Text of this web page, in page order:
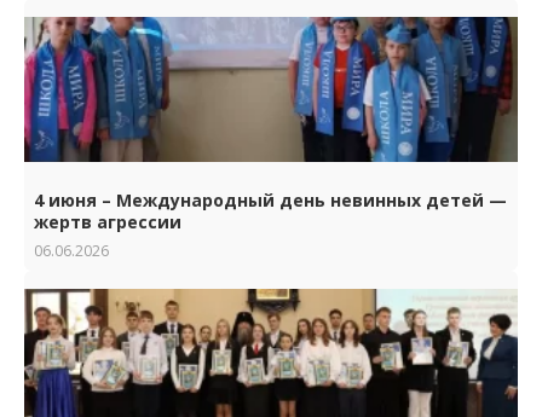
4 июня – Международный день невинных детей —
жертв агрессии
06.06.2026